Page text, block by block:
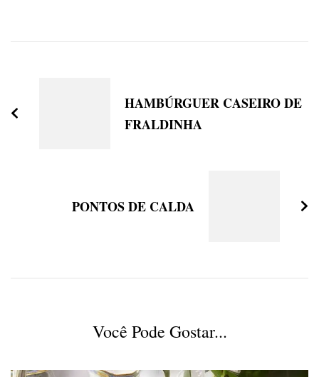
Navigation
HAMBÚRGUER CASEIRO DE
FRALDINHA
PONTOS DE CALDA
Você Pode Gostar...